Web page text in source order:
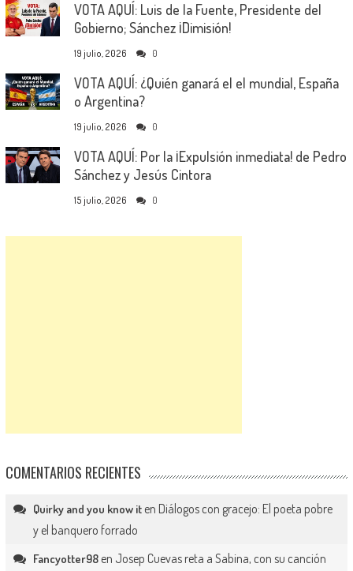
VOTA AQUÍ: Luis de la Fuente, Presidente del
Gobierno; Sánchez ¡Dimisión!
19 julio, 2026 0
VOTA AQUÍ: ¿Quién ganará el el mundial, España
o Argentina?
19 julio, 2026 0
VOTA AQUÍ: Por la ¡Expulsión inmediata! de Pedro
Sánchez y Jesús Cintora
15 julio, 2026 0
COMENTARIOS RECIENTES
Quirky and you know iten Diálogos con gracejo: El poeta pobre
y el banquero forrado
Fancyotter98en Josep Cuevas reta a Sabina, con su canción